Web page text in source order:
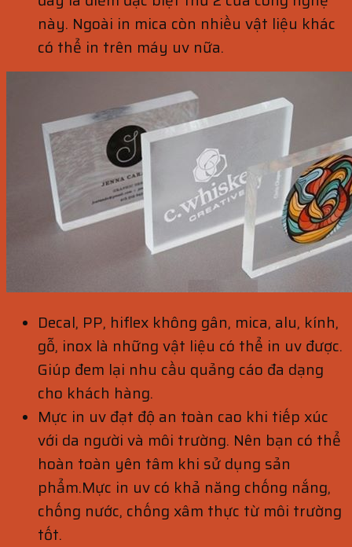
này. Ngoài in mica còn nhiều vật liệu khác
có thể in trên máy uv nữa.
Decal, PP, hiflex không gân, mica, alu, kính,
gỗ, inox là những vật liệu có thể in uv được.
Giúp đem lại nhu cầu quảng cáo đa dạng
cho khách hàng.
Mực in uv đạt độ an toàn cao khi tiếp xúc
với da người và môi trường. Nên bạn có thể
hoàn toàn yên tâm khi sử dụng sản
phẩm.Mực in uv có khả năng chống nắng,
chống nước, chống xâm thực từ môi trường
tốt.